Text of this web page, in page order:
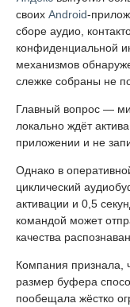
своих Android-
сборе аудио,
конфиденциальной
механизмов
слежке собраны не
Главный вопрос —
локально ждёт
приложении и не
Однако в
циклический
активации и 0,5
командой может
качества
Компания признала,
размер буфера
пообещала жёстко